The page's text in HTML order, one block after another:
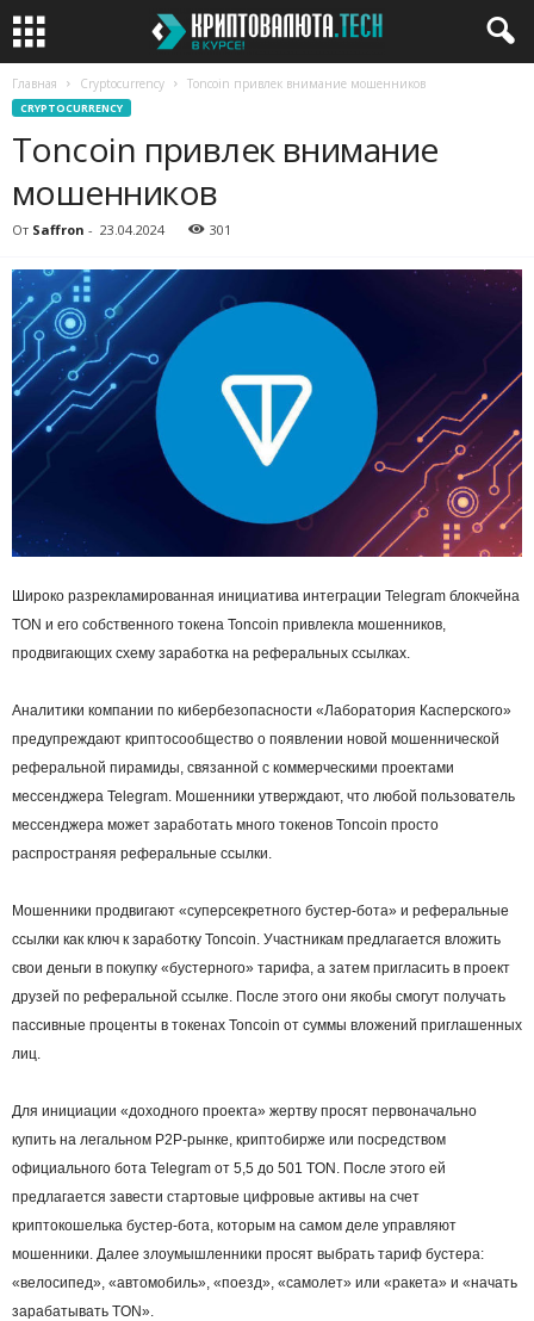
Главная Cryptocurrency Toncoin привлек внимание мошенников
CRYPTOCURRENCY
Toncoin привлек внимание
мошенников
От Saffron - 23.04.2024 301
Широко разрекламированная инициатива интеграции Telegram блокчейна
TON и его собственного токена Toncoin привлекла мошенников,
продвигающих схему заработка на реферальных ссылках.
Аналитики компании по кибербезопасности «Лаборатория Касперского»
предупреждают криптосообщество о появлении новой мошеннической
реферальной пирамиды, связанной с коммерческими проектами
мессенджера Telegram. Мошенники утверждают, что любой пользователь
мессенджера может заработать много токенов Toncoin просто
распространяя реферальные ссылки.
Мошенники продвигают «суперсекретного бустер-бота» и реферальные
ссылки как ключ к заработку Toncoin. Участникам предлагается вложить
свои деньги в покупку «бустерного» тарифа, а затем пригласить в проект
друзей по реферальной ссылке. После этого они якобы смогут получать
пассивные проценты в токенах Toncoin от суммы вложений приглашенных
лиц.
Для инициации «доходного проекта» жертву просят первоначально
купить на легальном P2P-рынке, криптобирже или посредством
официального бота Telegram от 5,5 до 501 TON. После этого ей
предлагается завести стартовые цифровые активы на счет
криптокошелька бустер-бота, которым на самом деле управляют
мошенники. Далее злоумышленники просят выбрать тариф бустера:
«велосипед», «автомобиль», «поезд», «самолет» или «ракета» и «начать
зарабатывать TON».